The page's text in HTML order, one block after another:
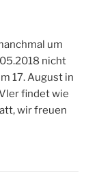
um
nicht
17. August in
findet wie
wir freuen